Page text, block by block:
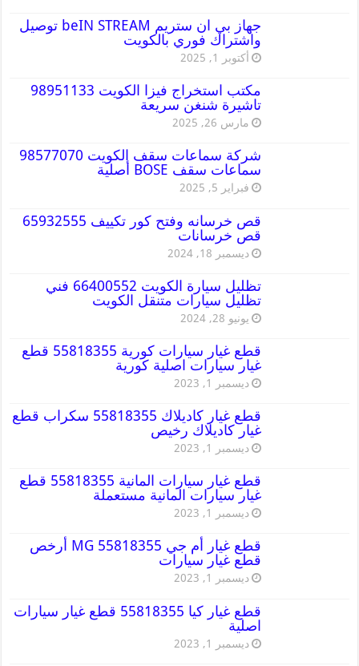
جهاز بي ان ستريم beIN STREAM توصيل
واشتراك فوري بالكويت
أكتوبر 1, 2025
مكتب استخراج فيزا الكويت 98951133
تاشيرة شنغن سريعة
مارس 26, 2025
شركة سماعات سقف الكويت 98577070
سماعات سقف BOSE أصلية
فبراير 5, 2025
قص خرسانه وفتح كور تكييف 65932555
قص خرسانات
ديسمبر 18, 2024
تظليل سيارة الكويت 66400552 فني
تظليل سيارات متنقل الكويت
يونيو 28, 2024
قطع غيار سيارات كورية 55818355 قطع
غيار سيارات اصلية كورية
ديسمبر 1, 2023
قطع غيار كاديلاك 55818355 سكراب قطع
غيار كاديلاك رخيص
ديسمبر 1, 2023
قطع غيار سيارات المانية 55818355 قطع
غيار سيارات المانية مستعملة
ديسمبر 1, 2023
قطع غيار أم جي MG 55818355 أرخص
قطع غيار سيارات
ديسمبر 1, 2023
قطع غيار كيا 55818355 قطع غيار سيارات
اصلية
ديسمبر 1, 2023